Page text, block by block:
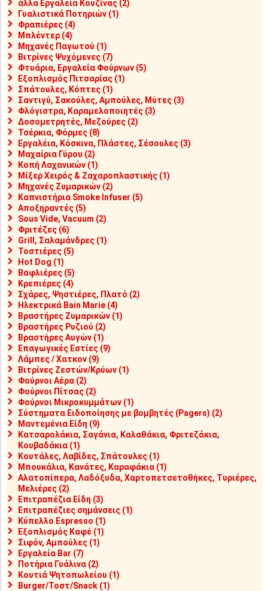
άλλα Εργαλεία Κουζίνας (2)
Γυαλιστικά Ποτηριών (1)
Φραπιέρες (4)
Μπλέντερ (4)
Μηχανές Παγωτού (1)
Βιτρίνες Ψυχόμενες (7)
Φτυάρια, Εργαλεία Φούρνων (5)
Εξοπλισμός Πιτσαρίας (1)
Σπάτουλες, Κόπτες (1)
Σαντιγύ, Σακούλες, Αμπούλες, Μύτες (3)
Φλόγιστρα, Καραμελοποιητές (3)
Δοσομετρητές, Μεζούρες (2)
Τσέρκια, Φόρμες (8)
Εργαλέια, Κόσκινα, Πλάστες, Σέσουλες (3)
Μαχαίρια Γύρου (2)
Κοπή Λαχανικών (1)
Μίξερ Χειρός & Ζαχαροπλαστικής (1)
Μηχανές Ζυμαρικών (2)
Καπνιστήρια Smoke Infuser (5)
Αποξηραντές (5)
Sous Vide, Vacuum (2)
Φριτέζες (6)
Grill, Σαλαμάνδρες (1)
Τοστιέρες (5)
Hot Dog (1)
Βαφλιέρες (5)
Κρεπιέρες (4)
Σχάρες, Ψηστιέρες, Πλατό (2)
Ηλεκτρικά Bain Marie (4)
Βραστήρες Ζυμαρικών (1)
Βραστήρες Ρυζιού (2)
Βραστήρες Αυγών (1)
Επαγωγικές Εστίες (9)
Λάμπες / Χατκον (9)
Βιτρίνες Ζεστών/Κρύων (1)
Φούρνοι Αέρα (2)
Φούρνοι Πίτσας (2)
Φούρνοι Μικροκυμμάτων (1)
Σύστηματα Ειδοποίησης με βομβητές (Pagers) (2)
Μαντεμένια Είδη (9)
Κατσαρολάκια, Σαγάνια, Καλαθάκια, Φριτεζάκια,
Κουβαδάκια (1)
Κουτάλες, Λαβίδες, Σπάτουλες (1)
Μπουκάλια, Κανάτες, Καραφάκια (1)
Αλατοπίπερα, Λαδόξυδα, Χαρτοπετσετοθήκες, Τυριέρες,
Μελιέρες (2)
Επιτραπέζια Είδη (3)
Επιτραπέζιες σημάνσεις (1)
Κύπελλο Espresso (1)
Εξοπλισμός Καφέ (1)
Σιφόν, Αμπούλες (1)
Εργαλεία Bar (7)
Ποτήρια Γυάλινα (2)
Κουτιά Ψητοπωλείου (1)
Burger/Τοστ/Snack (1)